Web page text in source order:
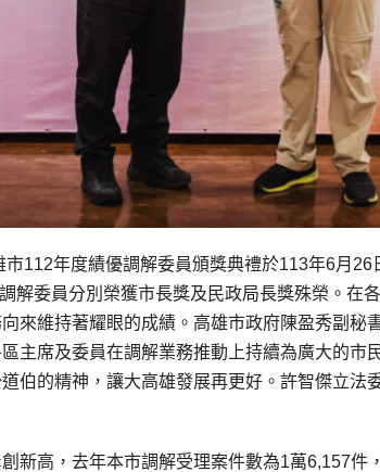
市112年度績優調解委員頒獎典禮於113年6月
解委員分別榮獲市長獎及民政局長獎殊榮。在
來維持著耀眼的成績。高雄市政府陳盈秀副秘
主席及委員在調解業務推動上持續為廣大的市
伯的精神，讓大高雄發展再更好。許智傑立法
新高，去年本市調解受理案件數為1萬6,157件